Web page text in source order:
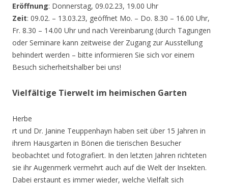
Eröffnung: Donnerstag, 09.02.23, 19.00 Uhr
Zeit: 09.02. – 13.03.23, geöffnet Mo. – Do. 8.30 – 16.00 Uhr,
Fr. 8.30 – 14.00 Uhr und nach Vereinbarung (durch Tagungen
oder Seminare kann zeitweise der Zugang zur Ausstellung
behindert werden – bitte informieren Sie sich vor einem
Besuch sicherheitshalber bei uns!
Vielfältige Tierwelt im heimischen Garten
Herbe
rt und Dr. Janine Teuppenhayn haben seit über 15 Jahren in
ihrem Hausgarten in Bönen die tierischen Besucher
beobachtet und fotografiert. In den letzten Jahren richteten
sie ihr Augenmerk vermehrt auch auf die Welt der Insekten.
Dabei erstaunt es immer wieder, welche Vielfalt sich